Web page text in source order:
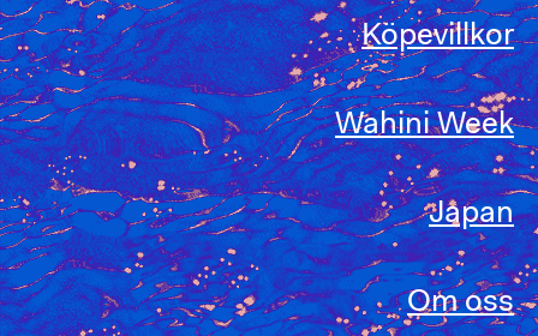
Köpevillkor
Wahini Week
Japan
Om oss